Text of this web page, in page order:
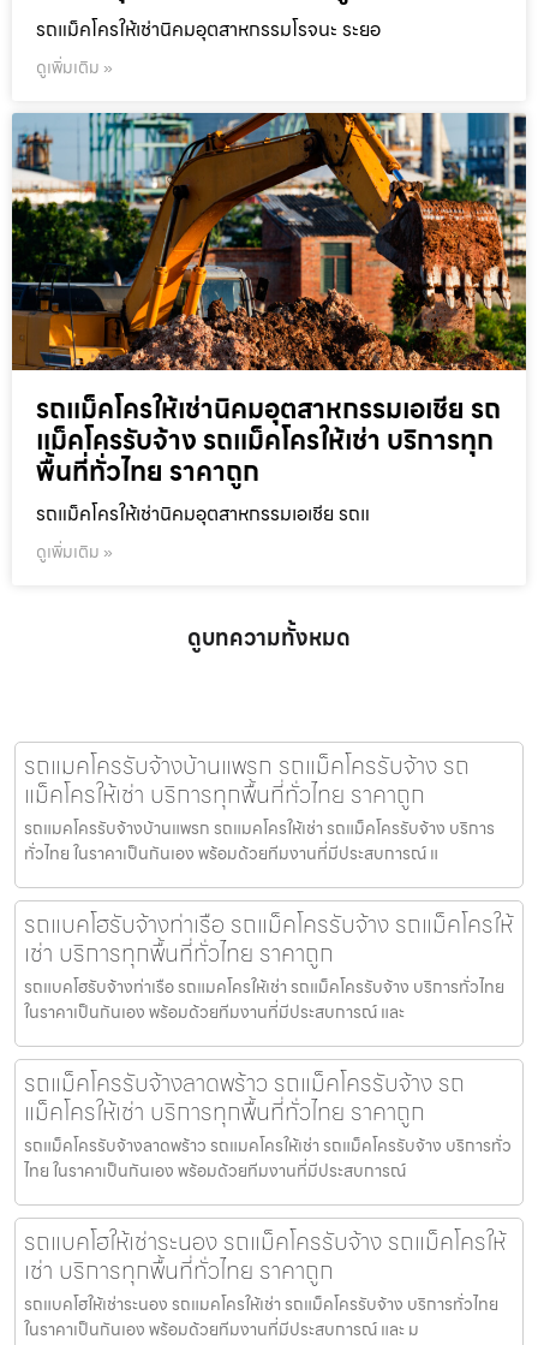
รถแม็คโครให้เช่านิคมอุตสาหกรรมโรจนะ ระยอ
ดูเพิ่มเติม »
รถแม็คโครให้เช่านิคมอุตสาหกรรมเอเชีย รถ
แม็คโครรับจ้าง รถแม็คโครให้เช่า บริการทุก
พื้นที่ทั่วไทย ราคาถูก
รถแม็คโครให้เช่านิคมอุตสาหกรรมเอเชีย รถแ
ดูเพิ่มเติม »
ดูบทความทั้งหมด
รถแมคโครรับจ้างบ้านแพรก รถแม็คโครรับจ้าง รถ
แม็คโครให้เช่า บริการทุกพื้นที่ทั่วไทย ราคาถูก
รถแมคโครรับจ้างบ้านแพรก รถแมคโครให้เช่า รถแม็คโครรับจ้าง บริการ
ทั่วไทย ในราคาเป็นกันเอง พร้อมด้วยทีมงานที่มีประสบการณ์ แ
รถแบคโฮรับจ้างท่าเรือ รถแม็คโครรับจ้าง รถแม็คโครให้
เช่า บริการทุกพื้นที่ทั่วไทย ราคาถูก
รถแบคโฮรับจ้างท่าเรือ รถแมคโครให้เช่า รถแม็คโครรับจ้าง บริการทั่วไทย
ในราคาเป็นกันเอง พร้อมด้วยทีมงานที่มีประสบการณ์ และ
รถแม็คโครรับจ้างลาดพร้าว รถแม็คโครรับจ้าง รถ
แม็คโครให้เช่า บริการทุกพื้นที่ทั่วไทย ราคาถูก
รถแม็คโครรับจ้างลาดพร้าว รถแมคโครให้เช่า รถแม็คโครรับจ้าง บริการทั่ว
ไทย ในราคาเป็นกันเอง พร้อมด้วยทีมงานที่มีประสบการณ์
รถแบคโฮให้เช่าระนอง รถแม็คโครรับจ้าง รถแม็คโครให้
เช่า บริการทุกพื้นที่ทั่วไทย ราคาถูก
รถแบคโฮให้เช่าระนอง รถแมคโครให้เช่า รถแม็คโครรับจ้าง บริการทั่วไทย
ในราคาเป็นกันเอง พร้อมด้วยทีมงานที่มีประสบการณ์ และ ม